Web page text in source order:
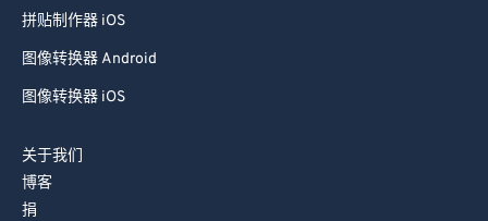
拼贴制作器 iOS
图像转换器 Android
图像转换器 iOS
关于我们
博客
捐